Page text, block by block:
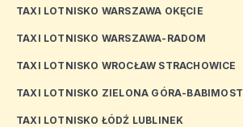
TAXI LOTNISKO WARSZAWA OKĘCIE
TAXI LOTNISKO WARSZAWA-RADOM
TAXI LOTNISKO WROCŁAW STRACHOWICE
TAXI LOTNISKO ZIELONA GÓRA-BABIMOST
TAXI LOTNISKO ŁÓDŹ LUBLINEK